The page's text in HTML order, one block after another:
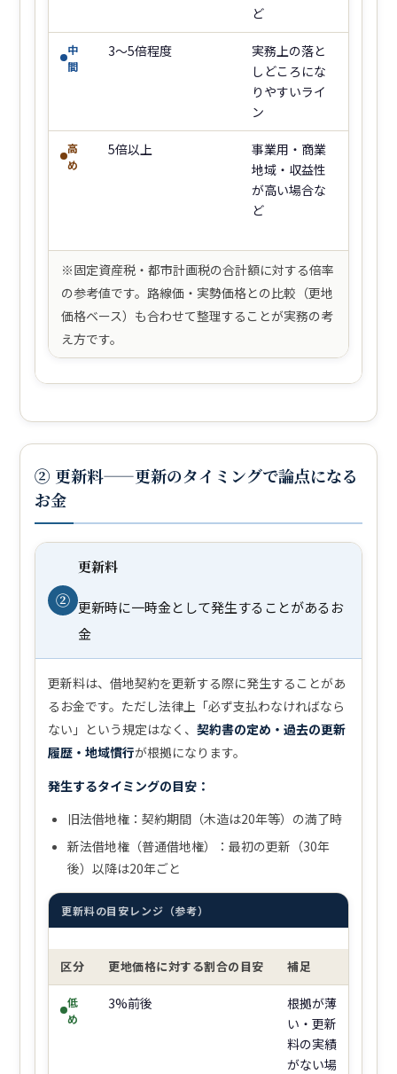
ど
中
間
3〜5倍程度
実務上の落と
しどころにな
りやすいライ
ン
高
め
5倍以上
事業用・商業
地域・収益性
が高い場合な
ど
※固定資産税・都市計画税の合計額に対する倍率
の参考値です。路線価・実勢価格との比較（更地
価格ベース）も合わせて整理することが実務の考
え方です。
② 更新料——更新のタイミングで論点になる
お金
②
更新料
更新時に一時金として発生することがあるお
金
更新料は、借地契約を更新する際に発生することがあ
るお金です。ただし法律上「必ず支払わなければなら
ない」という規定はなく、 契約書の定め・過去の更新
履歴・地域慣行が根拠になります。
発生するタイミングの目安：
旧法借地権：契約期間（木造は20年等）の満了時
新法借地権（普通借地権）：最初の更新（30年
後）以降は20年ごと
更新料の目安レンジ（参考）
区分 更地価格に対する割合の目安 補足
低
め
3%前後
根拠が薄
い・更新
料の実績
がない場